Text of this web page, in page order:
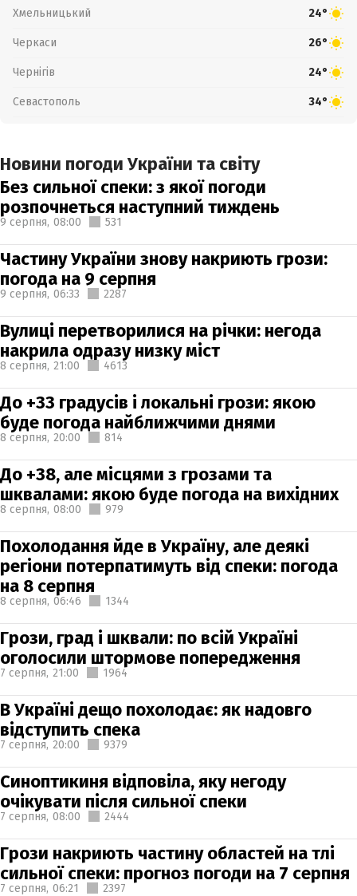
Хмельницький 24°
Черкаси 26°
Чернігів 24°
Севастополь 34°
Новини погоди України та світу
Без сильної спеки: з якої погоди
розпочнеться наступний тиждень
9 серпня, 08:00 531
Частину України знову накриють грози:
погода на 9 серпня
9 серпня, 06:33 2287
Вулиці перетворилися на річки: негода
накрила одразу низку міст
8 серпня, 21:00 4613
До +33 градусів і локальні грози: якою
буде погода найближчими днями
8 серпня, 20:00 814
До +38, але місцями з грозами та
шквалами: якою буде погода на вихідних
8 серпня, 08:00 979
Похолодання йде в Україну, але деякі
регіони потерпатимуть від спеки: погода
на 8 серпня
8 серпня, 06:46 1344
Грози, град і шквали: по всій Україні
оголосили штормове попередження
7 серпня, 21:00 1964
В Україні дещо похолодає: як надовго
відступить спека
7 серпня, 20:00 9379
Синоптикиня відповіла, яку негоду
очікувати після сильної спеки
7 серпня, 08:00 2444
Грози накриють частину областей на тлі
сильної спеки: прогноз погоди на 7 серпня
7 серпня, 06:21 2397